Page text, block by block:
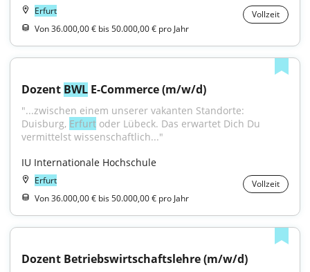
Erfurt
Vollzeit
Von 36.000,00 € bis 50.000,00 € pro Jahr
Dozent BWL E-Commerce (m/w/d)
"...zwischen einem unserer vakanten Standorte:
Duisburg, Erfurt oder Lübeck. Das erwartet Dich Du
vermittelst wissenschaftlich..."
IU Internationale Hochschule
Erfurt
Vollzeit
Von 36.000,00 € bis 50.000,00 € pro Jahr
Dozent Betriebswirtschaftslehre (m/w/d)